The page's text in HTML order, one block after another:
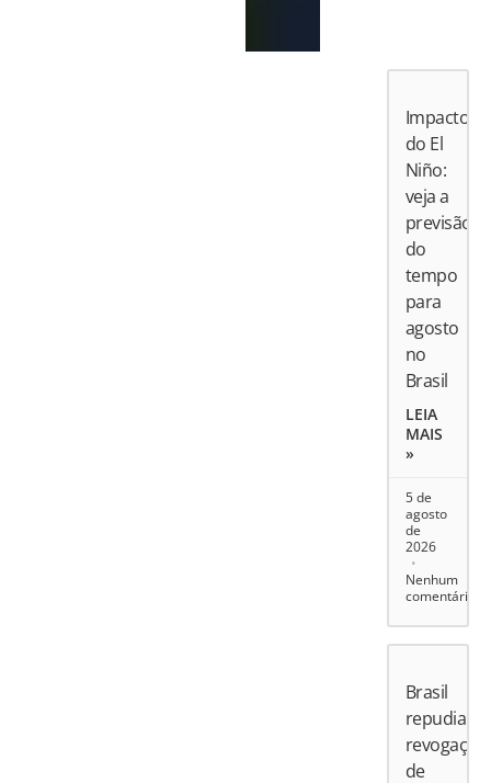
Impactos
do El
Niño:
veja a
previsão
do
tempo
para
agosto
no
Brasil
LEIA
MAIS
»
5 de
agosto
de
2026
Nenhum
comentário
Brasil
repudia
revogação
de